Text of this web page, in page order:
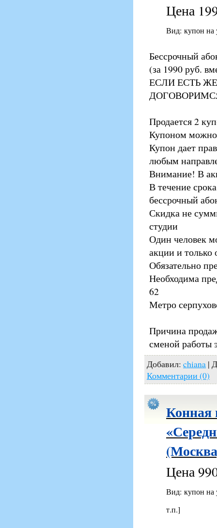
Цена
Вид: купон
Бессрочный
(за 1990 руб.
ЕСЛИ ЕСТЬ
Продается 2
Купоном можно
Купон дает
любым
Внимание! В
В течение
бессрочный
Скидка не
студии
Один человек
акции и только
Обязательно
Необходима
62
Метро
Причина
сменой работы
Добавил: chiana |
Комментарии (0)
Конная
Цена
Вид: купон
т.п.]